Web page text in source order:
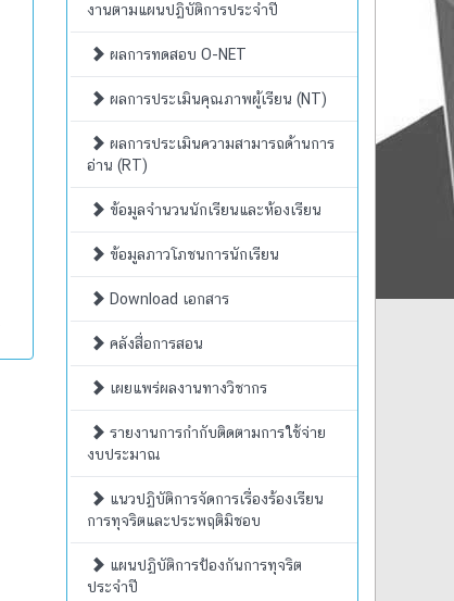
งานตามแผนปฏิบัติการประจำปี
ผลการทดสอบ O-NET
ผลการประเมินคุณภาพผู้เรียน (NT)
ผลการประเมินความสามารถด้านการ
อ่าน (RT)
ข้อมูลจำนวนนักเรียนและห้องเรียน
ข้อมูลภาวโภชนการนักเรียน
Download เอกสาร
คลังสื่อการสอน
เผยแพร่ผลงานทางวิชากร
รายงานการกำกับติดตามการใช้จ่าย
งบประมาณ
แนวปฏิบัติการจัดการเรื่องร้องเรียน
การทุจริตและประพฤติมิชอบ
แผนปฏิบัติการป้องกันการทุจริต
ประจำปี